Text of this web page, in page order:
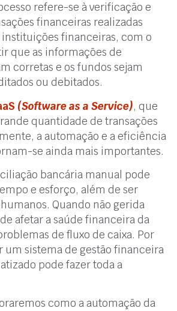
refere-se à verificação e
financeiras realizadas
financeiras, com o
que as informações de
corretas e os fundos sejam
ou debitados.
(Software as a Service), que
quantidade de transações
a automação e a eficiência
se ainda mais importantes.
bancária manual pode
e esforço, além de ser
Quando não gerida
afetar a saúde financeira da
de fluxo de caixa. Por
um sistema de gestão financeira
pode fazer toda a
como a automação da